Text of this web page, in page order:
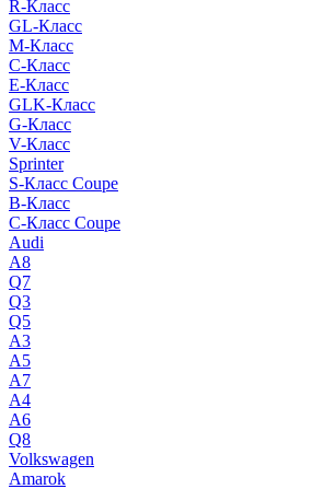
R-Класс
GL-Класс
M-Класс
C-Класс
E-Класс
GLK-Класс
G-Класс
V-Класс
Sprinter
S-Класс Сoupe
B-Класс
C-Класс Coupe
Audi
A8
Q7
Q3
Q5
A3
A5
A7
A4
A6
Q8
Volkswagen
Amarok